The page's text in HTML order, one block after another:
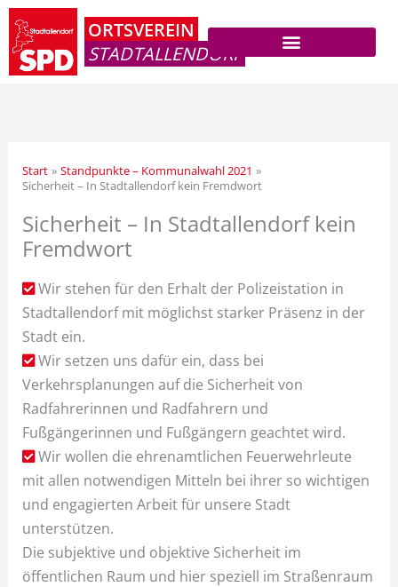
Zum
Inhalt
springen
ORTSVEREIN
STADTALLENDORF
Start
Standpunkte – Kommunalwahl 2021
Sicherheit – In Stadtallendorf kein Fremdwort
Sicherheit – In Stadtallendorf kein
Fremdwort
Wir stehen für den Erhalt der Polizeistation in
Stadtallendorf mit möglichst starker Präsenz in der
Stadt ein.
Wir setzen uns dafür ein, dass bei
Verkehrsplanungen auf die Sicherheit von
Radfahrerinnen und Radfahrern und
Fußgängerinnen und Fußgängern geachtet wird.
Wir wollen die ehrenamtlichen Feuerwehrleute
mit allen notwendigen Mitteln bei ihrer so wichtigen
und engagierten Arbeit für unsere Stadt
unterstützen.
Die subjektive und objektive Sicherheit im
öffentlichen Raum und hier speziell im Straßenraum